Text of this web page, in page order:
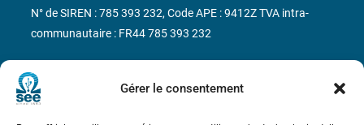
Gérer le consentement
Bicentenaire des découvertes d’André-
Marie Ampère
N° de SIREN : 785 393 232, Code APE : 9412Z TVA intra-
communautaire : FR44 785 393 232